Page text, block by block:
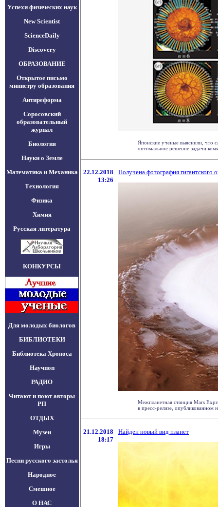
Успехи физических наук
New Scientist
ScienceDaily
Discovery
ОБРАЗОВАНИЕ
Открытое письмо
министру образования
Антиреформа
Соросовский
образовательный
журнал
Биология
Науки о Земле
Математика и Механика
Технология
Физика
Химия
Русская литература
КОНКУРСЫ
Для молодых биологов
БИБЛИОТЕКИ
Библиотека Хроноса
Научпоп
РАДИО
Читают и поют авторы
РП
ОТДЫХ
Музеи
Игры
Песни русского застолья
Народное
Смешное
О НАС
Японские ученые выяснили, что
оптимальное решение задачи
22.12.2018
13:26
Получена фотография гигантского
Межпланетная станция Mars
в пресс-релизе, опубликованном
21.12.2018
18:17
Найден новый вид планет